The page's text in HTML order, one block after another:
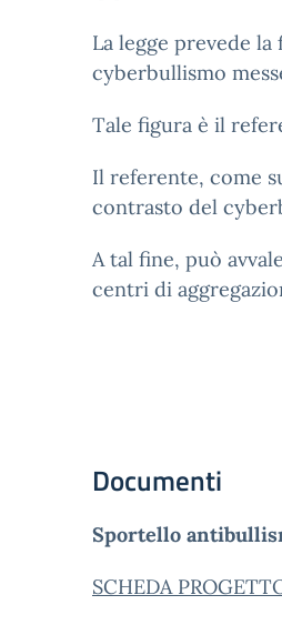
La legge prevede
cyberbullismo
Tale figura è il
Il referente, come
contrasto del
A tal fine, può
centri di
Documenti
Sportello
SCHEDA